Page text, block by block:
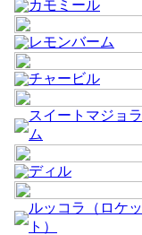
カモミール
レモンバーム
チャービル
スイートマジョラ
ム
ディル
ルッコラ（ロケッ
ト）